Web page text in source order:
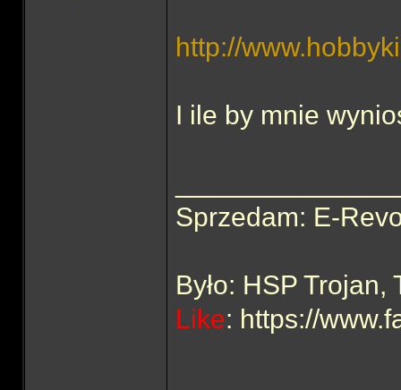
http://
I ile by mnie
Sprzedam: E-
Było: HSP
Like: https://